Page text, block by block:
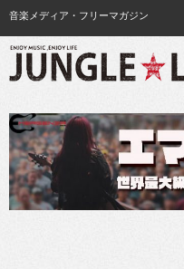
音楽メディア・フリーマガジン